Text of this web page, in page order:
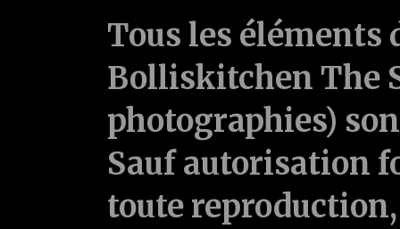
Tous les
Bolliskitchen The
photographies)
Sauf autorisation
toute